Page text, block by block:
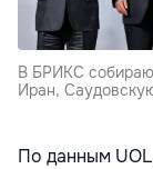
В БРИКС
Иран,
По данным